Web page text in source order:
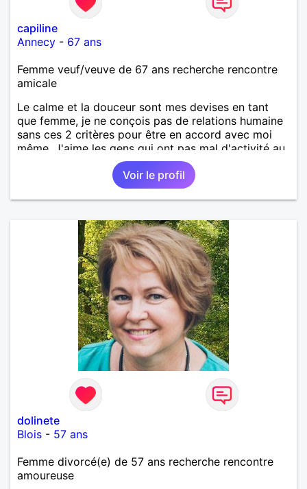
capiline
Annecy - 67 ans
Femme veuf/veuve de 67 ans recherche rencontre
amicale
Le calme et la douceur sont mes devises en tant
que femme, je ne conçois pas de relations humaine
sans ces 2 critères pour être en accord avec moi
même. J'aime les gens qui ont pas mal d'activité au
dépend de ceux qui sont pantouflard, mais il faut de
tout pour faire un monde !Voir le profil
dolinete
Blois - 57 ans
Femme divorcé(e) de 57 ans recherche rencontre
amoureuse